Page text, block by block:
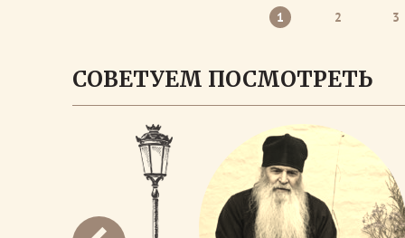
1 2 3
СОВЕТУЕМ ПОСМОТРЕТЬ